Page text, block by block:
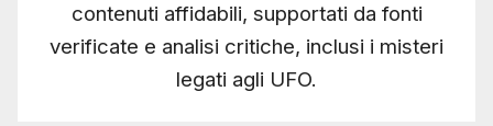
contenuti affidabili, supportati da fonti
verificate e analisi critiche, inclusi i misteri
legati agli UFO.